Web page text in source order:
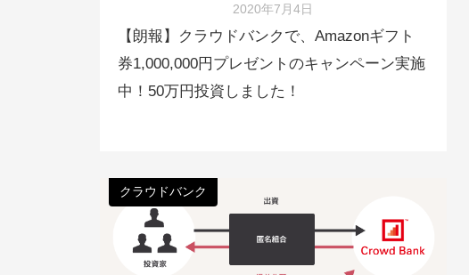
2020年7月4日
【朗報】クラウドバンクで、Amazonギフト
券1,000,000円プレゼントのキャンペーン実施
中！50万円投資しました！
クラウドバンク